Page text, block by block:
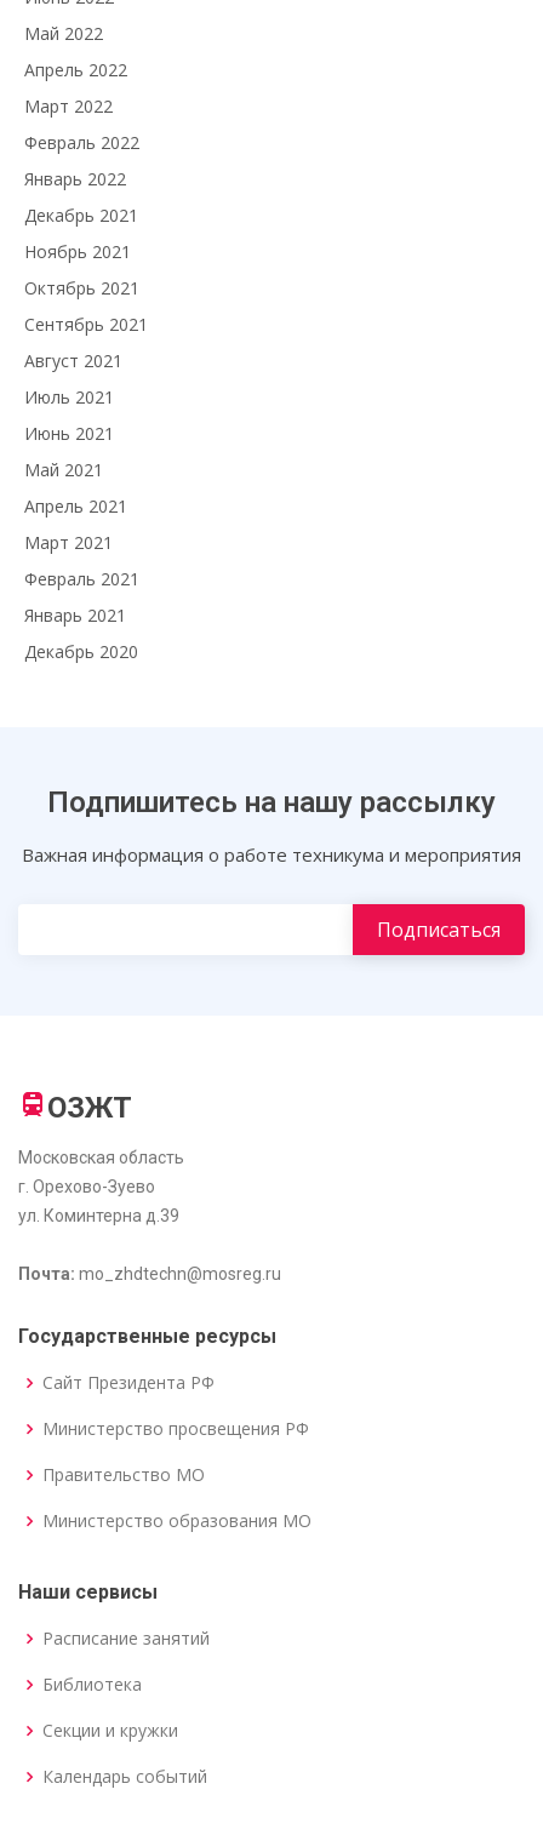
Май 2022
Апрель 2022
Март 2022
Февраль 2022
Январь 2022
Декабрь 2021
Ноябрь 2021
Октябрь 2021
Сентябрь 2021
Август 2021
Июль 2021
Июнь 2021
Май 2021
Апрель 2021
Март 2021
Февраль 2021
Январь 2021
Декабрь 2020
Подпишитесь на нашу рассылку
Важная информация о работе техникума и мероприятия
ОЗЖТ
Московская область
г. Орехово-Зуево
ул. Коминтерна д.39
Почта: mo_zhdtechn@mosreg.ru
Государственные ресурсы
Сайт Президента РФ
Министерство просвещения РФ
Правительство МО
Министерство образования МО
Наши сервисы
Расписание занятий
Библиотека
Секции и кружки
Календарь событий